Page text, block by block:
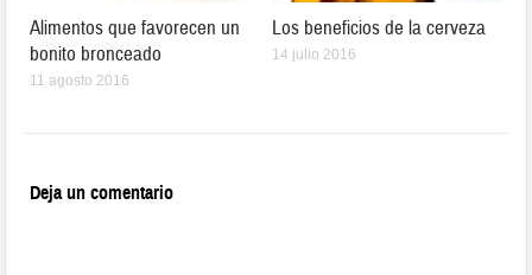
Alimentos que favorecen un
bonito bronceado
11 agosto 2016
Los beneficios de la cerveza
14 julio 2016
Deja un comentario